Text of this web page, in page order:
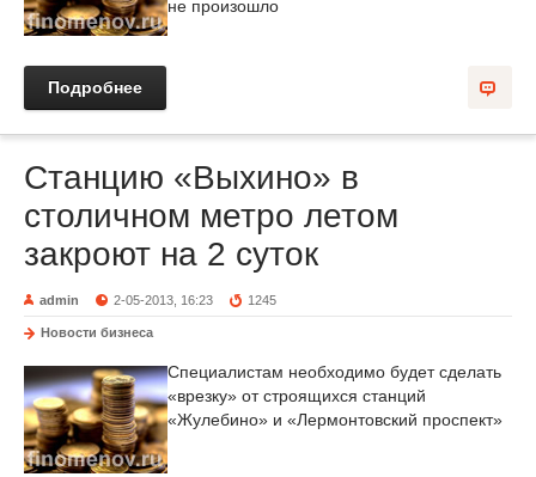
не произошло
Подробнее
Станцию «Выхино» в
столичном метро летом
закроют на 2 суток
admin 2-05-2013, 16:23 1245
Новости бизнеса
Специалистам необходимо будет сделать
«врезку» от строящихся станций
«Жулебино» и «Лермонтовский проспект»